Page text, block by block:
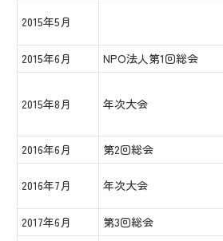
2015年5月
2015年6月
NPO法人第1回総会
2015年8月 年次大会
2016年6月
第2回総会
2016年7月 年次大会
2017年6月
第3回総会